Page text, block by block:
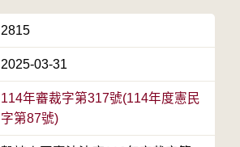
2815
2025-03-31
114年審裁字第317號(114年度憲民
字第87號)